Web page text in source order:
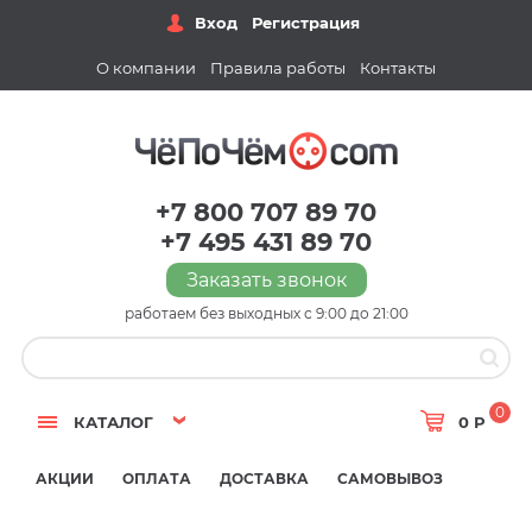
Вход Регистрация
О компании Правила работы Контакты
+7 800 707 89 70
+7 495 431 89 70
Заказать звонок
работаем без выходных с 9:00 до 21:00
КАТАЛОГ 0 Р
0
АКЦИИ ОПЛАТА ДОСТАВКА САМОВЫВОЗ